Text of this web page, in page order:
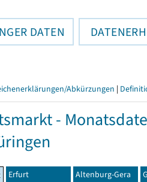
DATEN
Abkürzungen |
-
Erfurt Altenburg-Gera